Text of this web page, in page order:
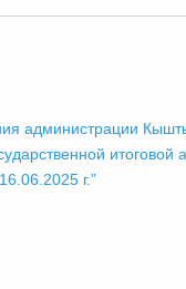
администрации
г.”